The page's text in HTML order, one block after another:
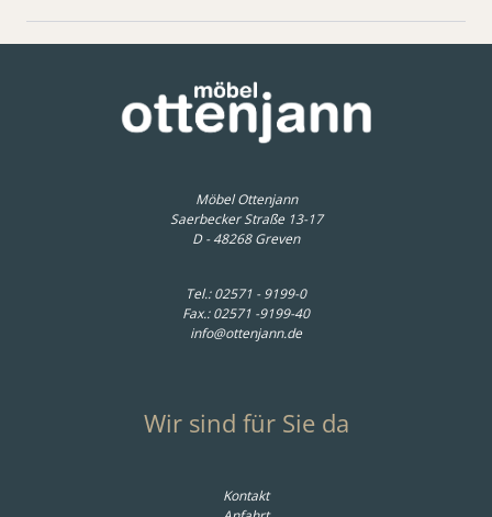
Möbel Ottenjann
Saerbecker Straße 13-17
D - 48268 Greven
Tel.:02571 - 9199-0
Fax.: 02571 -9199-40
info@ottenjann.de
Wir sind für Sie da
Kontakt